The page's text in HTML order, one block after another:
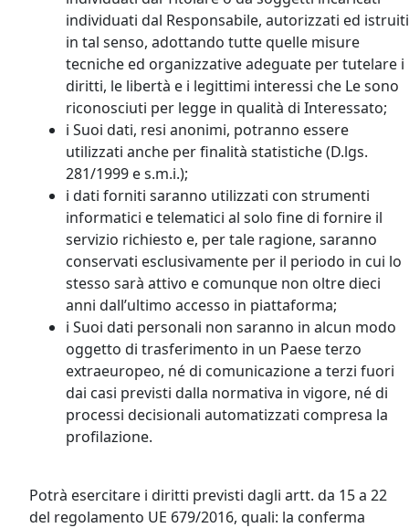
individuati dal Responsabile, autorizzati ed istruiti
in tal senso, adottando tutte quelle misure
tecniche ed organizzative adeguate per tutelare i
diritti, le libertà e i legittimi interessi che Le sono
riconosciuti per legge in qualità di Interessato;
i Suoi dati, resi anonimi, potranno essere
utilizzati anche per finalità statistiche (D.lgs.
281/1999 e s.m.i.);
i dati forniti saranno utilizzati con strumenti
informatici e telematici al solo fine di fornire il
servizio richiesto e, per tale ragione, saranno
conservati esclusivamente per il periodo in cui lo
stesso sarà attivo e comunque non oltre dieci
anni dall’ultimo accesso in piattaforma;
i Suoi dati personali non saranno in alcun modo
oggetto di trasferimento in un Paese terzo
extraeuropeo, né di comunicazione a terzi fuori
dai casi previsti dalla normativa in vigore, né di
processi decisionali automatizzati compresa la
profilazione.
Potrà esercitare i diritti previsti dagli artt. da 15 a 22
del regolamento UE 679/2016, quali: la conferma